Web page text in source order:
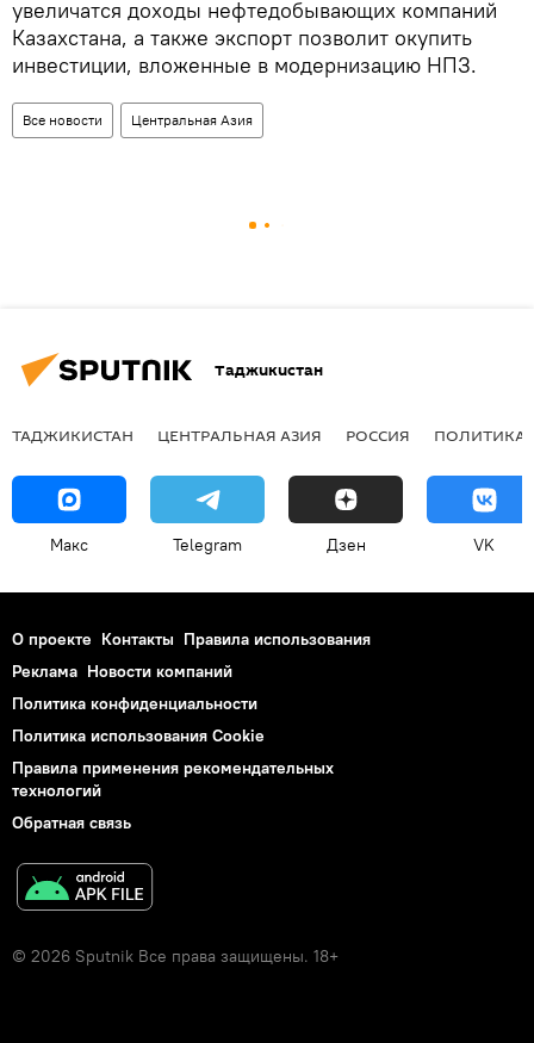
увеличатся доходы нефтедобывающих компаний
Казахстана, а также экспорт позволит окупить
инвестиции, вложенные в модернизацию НПЗ.
Все новости Центральная Азия
Таджикистан
ТАДЖИКИСТАН ЦЕНТРАЛЬНАЯ АЗИЯ РОССИЯ ПОЛИТИКА
Макс Telegram Дзен VK
О проекте Контакты Правила использования
Реклама Новости компаний
Политика конфиденциальности
Политика использования Cookie
Правила применения рекомендательных
технологий
Обратная связь
© 2026 Sputnik Все права защищены. 18+